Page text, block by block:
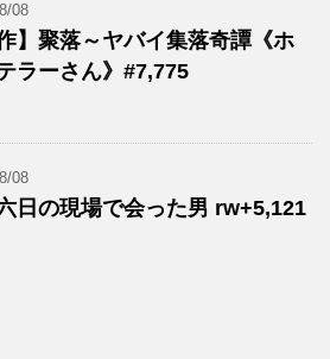
08
作】聚落～ヤバイ集落奇譚《ホ
ラーさん》#7,775
08
日の現場で会った男 rw+5,121